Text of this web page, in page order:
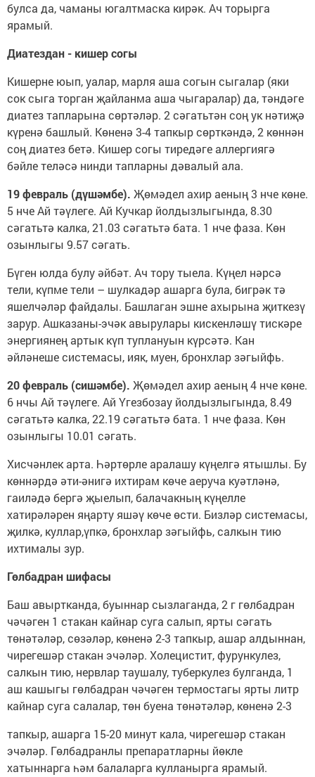
булса да, чаманы югалтмаска кирәк. Ач торырга
ярамый.
Диатездан - кишер согы
Кишерне юып, уалар, марля аша согын сыгалар (яки
сок сыга торган җайланма аша чыгаралар) да, тәндәге
диатез тапларына сөртәләр. 2 сәгатьтән соң ук нәтиҗә
күренә башлый. Көненә 3-4 тапкыр сөрткәндә, 2 көннән
соң диатез бетә. Кишер согы тиредәге аллергиягә
бәйле теләсә нинди тапларны дәвалый ала.
19 февраль (дүшәмбе). Җөмәдел ахир аеның 3 нче көне.
5 нче Ай тәүлеге. Ай Кучкар йолдызлыгында, 8.30
сәгатьтә калка, 21.03 сәгатьтә бата. 1 нче фаза. Көн
озынлыгы 9.57 сәгать.
Бүген юлда булу әйбәт. Ач тору тыела. Күңел нәрсә
тели, күпме тели – шулкадәр ашарга була, бигрәк тә
яшелчәләр файдалы. Башлаган эшне ахырына җиткезү
зарур. Ашказаны-эчәк авырулары кискенләшү тискәре
энергиянең артык күп туплануын күрсәтә. Кан
әйләнеше системасы, ияк, муен, бронхлар зәгыйфь.
20 февраль (сишәмбе). Җөмәдел ахир аеның 4 нче көне.
6 нчы Ай тәүлеге. Ай Үгезбозау йолдызлыгында, 8.49
сәгатьтә калка, 22.19 сәгатьтә бата. 1 нче фаза. Көн
озынлыгы 10.01 сәгать.
Хисчәнлек арта. Һәртөрле аралашу күңелгә ятышлы. Бу
көннәрдә әти-әнигә ихтирам көче аеруча куәтләнә,
гаиләдә бергә җыелып, балачакның күңелле
хатирәләрен яңарту яшәү көче өсти. Бизләр системасы,
җилкә, куллар,үпкә, бронхлар зәгыйфь, салкын тию
ихтималы зур.
Гөлбадран шифасы
Баш авыртканда, буыннар сызлаганда, 2 г гөлбадран
чәчәген 1 стакан кайнар суга салып, ярты сәгать
төнәтәләр, сөзәләр, көненә 2-3 тапкыр, ашар алдыннан,
чирегешәр стакан эчәләр. Холецистит, фурункулез,
салкын тию, нервлар таушалу, туберкулез булганда, 1
аш кашыгы гөлбадран чәчәген термостагы ярты литр
кайнар суга салалар, төн буена төнәтәләр, көненә 2-3
тапкыр, ашарга 15-20 минут кала, чирегешәр стакан
эчәләр. Гөлбадранлы препаратларны йөкле
хатыннарга һәм балаларга кулланырга ярамый.